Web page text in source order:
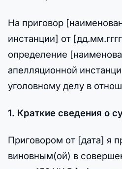
На приговор
инстанции] от
определение
апелляционной
уголовному делу в
1. Краткие сведения о
Приговором от [дата] я
виновным(ой) в